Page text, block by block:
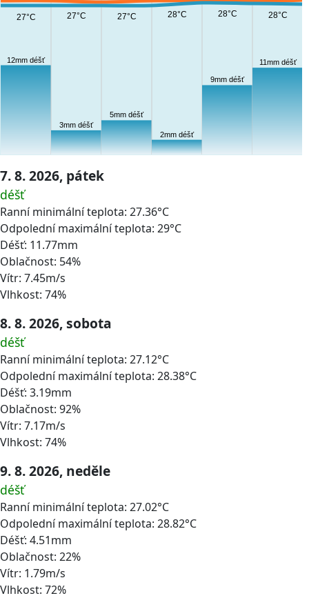
27°C
12mm déšť
27°C
3mm déšť
27°C
5mm déšť
28°C
2mm déšť
28°C
9mm déšť
28°C
11mm déšť
7. 8. 2026, pátek
déšť
Ranní minimální teplota: 27.36°C
Odpolední maximální teplota: 29°C
Déšť: 11.77mm
Oblačnost: 54%
Vítr: 7.45m/s
Vlhkost: 74%
8. 8. 2026, sobota
déšť
Ranní minimální teplota: 27.12°C
Odpolední maximální teplota: 28.38°C
Déšť: 3.19mm
Oblačnost: 92%
Vítr: 7.17m/s
Vlhkost: 74%
9. 8. 2026, neděle
déšť
Ranní minimální teplota: 27.02°C
Odpolední maximální teplota: 28.82°C
Déšť: 4.51mm
Oblačnost: 22%
Vítr: 1.79m/s
Vlhkost: 72%